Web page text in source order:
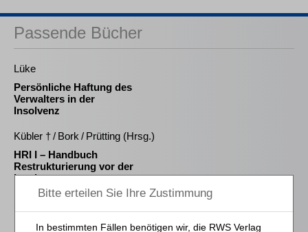
Passende Bücher
Lüke
Persönliche Haftung des
Verwalters in der
Insolvenz
Kübler † / Bork / Prütting (Hrsg.)
HRI I – Handbuch
Restrukturierung vor der
Insolvenz
Die Reform des